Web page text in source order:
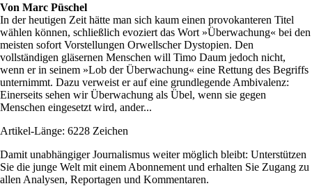
Von Marc Püschel
In der heutigen Zeit hätte man sich kaum einen provokanteren Titel
wählen können, schließlich evoziert das Wort »Überwachung« bei den
meisten sofort Vorstellungen Orwellscher Dystopien. Den
vollständigen gläsernen Menschen will Timo Daum jedoch nicht,
wenn er in seinem »Lob der Überwachung« eine Rettung des Begriffs
unternimmt. Dazu verweist er auf eine grundlegende Ambivalenz:
Einerseits sehen wir Überwachung als Übel, wenn sie gegen
Menschen eingesetzt wird, ander...
Artikel-Länge: 6228 Zeichen
Damit unabhängiger Journalismus weiter möglich bleibt: Unterstützen
Sie die junge Welt mit einem Abonnement und erhalten Sie Zugang zu
allen Analysen, Reportagen und Kommentaren.